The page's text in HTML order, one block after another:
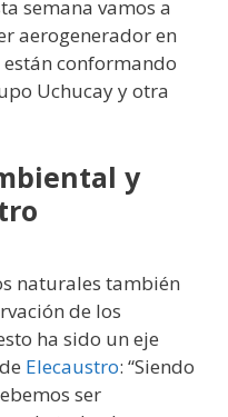
semana vamos a
aerogenerador en
conformando
Uchucay y otra
y
naturales también
de los
ha sido un eje
Elecaustro: “Siendo
ser